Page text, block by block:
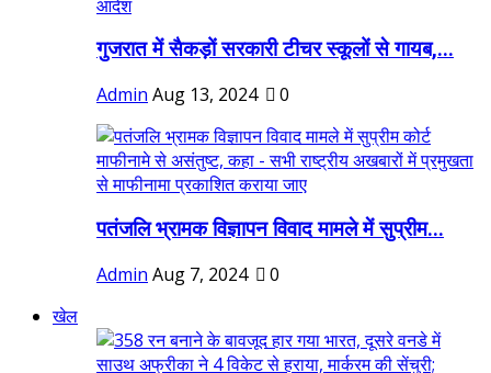
गुजरात में सैकड़ों सरकारी टीचर स्कूलों से गायब,...
Admin Aug 13, 2024 0
पतंजलि भ्रामक विज्ञापन विवाद मामले में सुप्रीम...
Admin Aug 7, 2024
0
खेल